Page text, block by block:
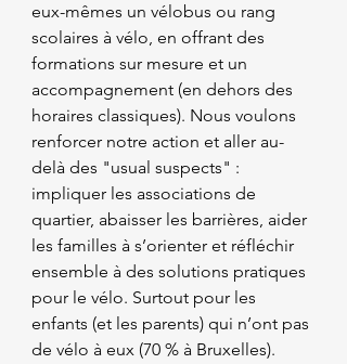
eux-mêmes un vélobus ou rang
scolaires à vélo, en offrant des
formations sur mesure et un
accompagnement (en dehors des
horaires classiques). Nous voulons
renforcer notre action et aller au-
delà des "usual suspects" :
impliquer les associations de
quartier, abaisser les barrières, aider
les familles à s’orienter et réfléchir
ensemble à des solutions pratiques
pour le vélo. Surtout pour les
enfants (et les parents) qui n’ont pas
de vélo à eux (70 % à Bruxelles).